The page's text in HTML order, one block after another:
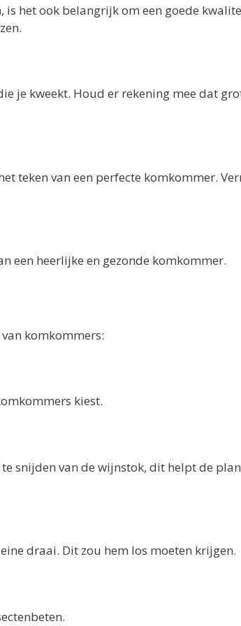
is het ook belangrijk om een goede
je kweekt. Houd er rekening mee dat
teken van een perfecte komkommer.
een heerlijke en gezonde komkommer.
komkommers:
kiest.
snijden van de wijnstok, dit helpt de
draai. Dit zou hem los moeten krijgen.